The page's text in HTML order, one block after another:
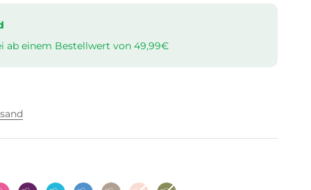
ab einem Bestellwert von 49,99€